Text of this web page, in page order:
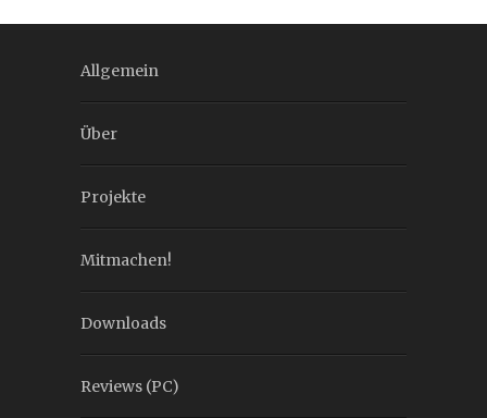
Allgemein
Über
Projekte
Mitmachen!
Downloads
Reviews (PC)